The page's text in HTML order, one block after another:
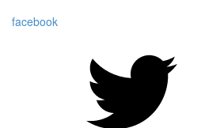
facebook